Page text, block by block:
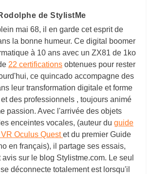
de StylistMe
mai 68, il en garde cet esprit de
la bonne humeur. Ce digital boomer
à 10 ans avec un ZX81 de 1ko
22 certifications obtenues pour rester
ce quincado accompagne des
leur transformation digitale et forme
des professionnels , toujours animé
passion. Avec l'arrivée des objets
enceintes vocales, (auteur du guide
Oculus Questet du premier Guide
en français), il partage ses essais,
avis sur le blog Stylistme.com. Le seul
déconnecte totalement est lorsqu'il